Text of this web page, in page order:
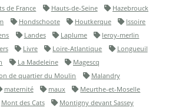
de France Hauts-de-Seine
Hazebrouck
Hondschoote Houtkerque
Issoire
Landes Laplume
leroy-merlin
Livre Loire-Atlantique
Longueuil
La Madeleine
Magescq
de quartier du Moulin
Malandry
maternité maux
Meurthe-et-Moselle
Mont des Cats
Montigny devant Sassey